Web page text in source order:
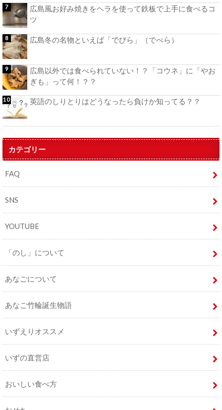
広島風お好み焼きをヘラを使って鉄板で上手に食べるコ
ツ
広島冬の名物といえば「でびら」（でべら）
広島以外では食べられていない！？「コウネ」に「やお
ぎも」って何！？？
英語のしりとりはどうなったら負けか知ってる？？
カテゴリー
FAQ
SNS
YOUTUBE
「のし」について
あなごについて
あなご竹輪誕生物語
いずえりオススメ
いずの直営店
おいしい食べ方